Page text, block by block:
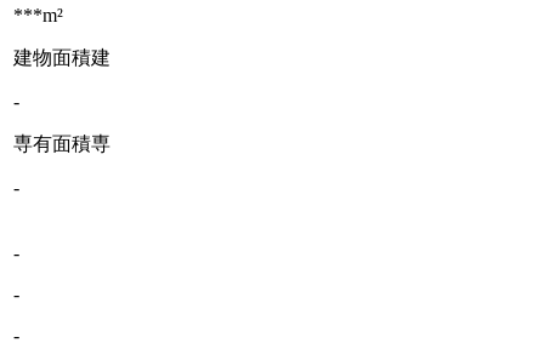
***m²
建物面積建
-
専有面積専
-
-
-
-